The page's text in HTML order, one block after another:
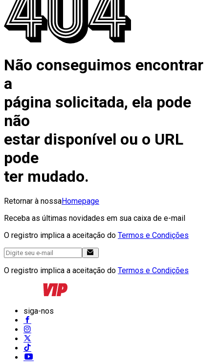
Não conseguimos encontrar
a
página solicitada, ela pode
não
estar disponível ou o URL
pode
ter mudado.
Retornar à nossaHomepage
Receba as últimas novidades em sua caixa de e-mail
O registro implica a aceitação do Termos e Condições
O registro implica a aceitação do Termos e Condições
siga-nos